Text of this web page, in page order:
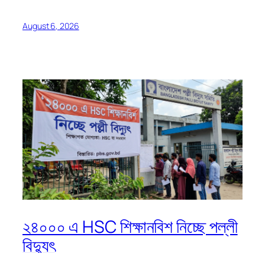
August 6, 2026
২৪০০০ এ HSC শিক্ষানবিশ নিচ্ছে পল্লী
বিদ্যুৎ